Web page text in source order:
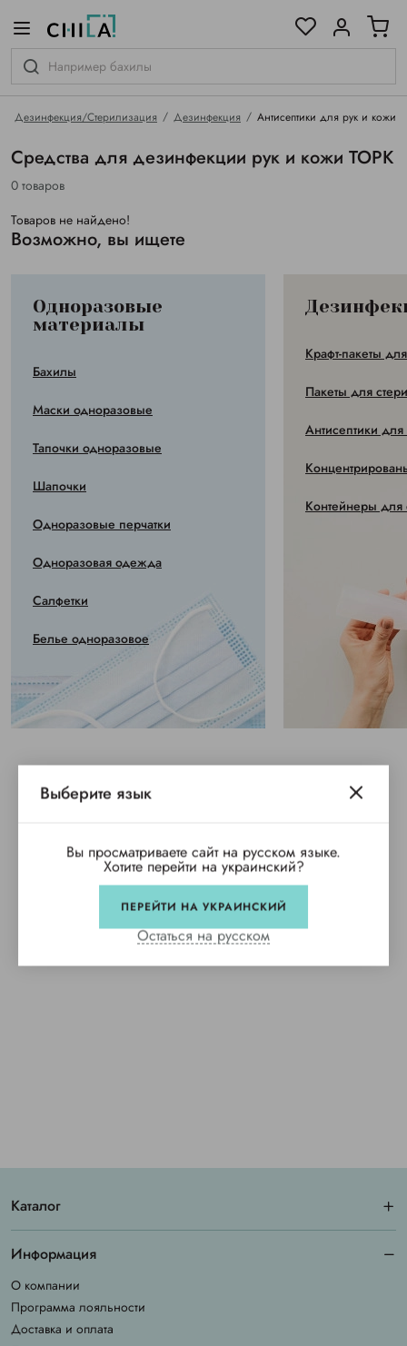
Дезинфекция/Стерилизация Дезинфекция Антисептики для рук и кожи
Средства для дезинфекции рук и кожи ТОРК
0 товаров
Товаров не найдено!
Возможно, вы ищете
Одноразовые
материалы
Бахилы
Маски одноразовые
Тапочки одноразовые
Шапочки
Одноразовые перчатки
Одноразовая одежда
Салфетки
Белье одноразовое
Крафт-пакеты
Пакеты для
Антисептики для
Контейнеры для
гамме
Выберите язык
Вы просматриваете сайт на русском языке.
Хотите перейти на украинский?
ПЕРЕЙТИ НА УКРАИНСКИЙ
Остаться на русском
Каталог
Информация
О компании
Программа лояльности
Доставка и оплата